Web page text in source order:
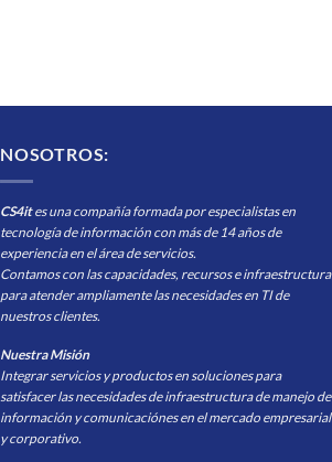
NOSOTROS:
CS4ites una compañía formada por especialistas en
tecnología de información con más de 14 años de
experiencia en el área de servicios.
Contamos con las capacidades, recursos e infraestructura
para atender ampliamente las necesidades en TI de
nuestros clientes.
Nuestra Misión
Integrar servicios y productos en soluciones para
satisfacer las necesidades de infraestructura de manejo de
información y comunicaciónes en el mercado empresarial
y corporativo.